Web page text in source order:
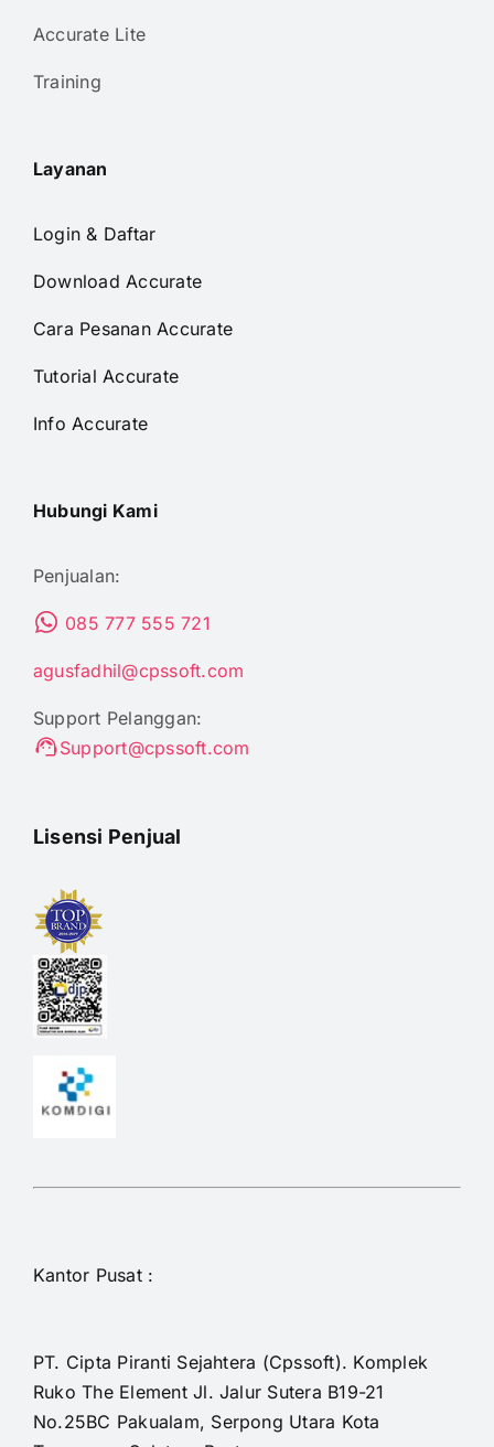
Accurate Lite
Training
Layanan
Login & Daftar
Download Accurate
Cara Pesanan Accurate
Tutorial Accurate
Info Accurate
Hubungi Kami
Penjualan:
085 777 555 721
agusfadhil@cpssoft.com
Support Pelanggan:
Support@cpssoft.com
Lisensi Penjual
Kantor Pusat :
PT. Cipta Piranti Sejahtera (Cpssoft). Komplek
Ruko The Element Jl. Jalur Sutera B19-21
No.25BC Pakualam, Serpong Utara Kota